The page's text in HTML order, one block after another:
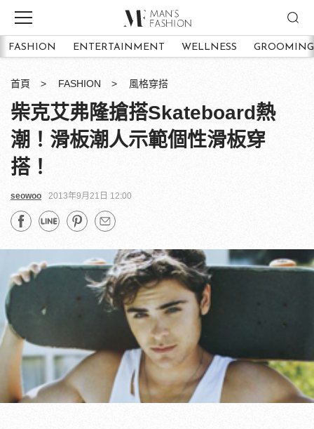
FASHION ENTERTAINMENT WELLNESS GROOMING
首頁 FASHION 風格穿搭
柴克艾弗隆搶搭Skateboard熱
潮！滑板潮人示範個性滑板穿
搭！
seowoo 2013年9月21日 12:00